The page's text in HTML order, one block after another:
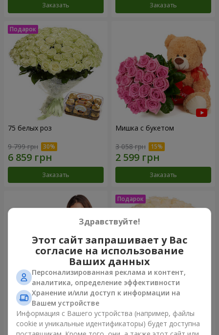
Заказать Заказать
75 белых роз
9 799 грн
Заказать
Мишка с букетом
3 058 грн
Заказать
151 красная роза
20 907 грн
Букет "Очей очарованье"
5 249 грн
Здравствуйте!
Этот сайт запрашивает у Вас
согласие на использование
Ваших данных
Персонализированная реклама и контент,
аналитика, определение эффективности
Хранение и/или доступ к информации на
Вашем устройстве
Информация с Вашего устройства (например, файлы
cookie и уникальные идентификаторы) будет доступна